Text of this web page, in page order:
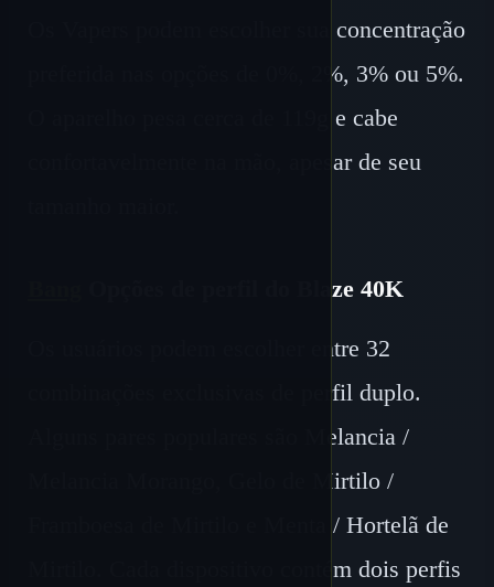
Os Vapers podem escolher sua concentração
preferida nas opções de 0%, 2%, 3% ou 5%.
O aparelho pesa cerca de 119g e cabe
confortavelmente na mão, apesar de seu
Opções de perfil do Blaze 40K
Os usuários podem escolher entre 32
combinações exclusivas de perfil duplo.
Alguns pares populares são Melancia /
Melancia Morango, Gelo de Mirtilo /
Framboesa de Mirtilo e Menta / Hortelã de
Mirtilo. Cada dispositivo contém dois perfis